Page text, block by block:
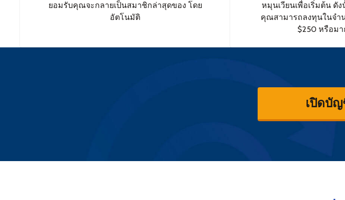
ยอมรับคุณจะกลายเป็นสมาชิกล่าสุดของ โดย
อัตโนมัติ
หมุนเวียนเพื่อเริ่มต้น ดั
คุณสามารถลงทุนในจำ
$250 หรือม
เปิดบั